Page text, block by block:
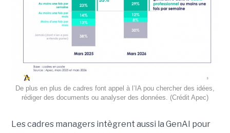
De plus en plus de cadres font appel à l’IA pou chercher des idées,
rédiger des documents ou analyser des données. (Crédit Apec)
Les cadres managers intègrent aussi la GenAI pour